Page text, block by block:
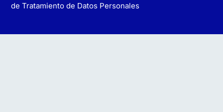
de Tratamiento de Datos Personales